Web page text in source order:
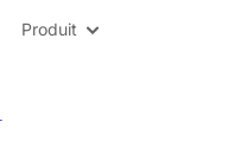
Produit